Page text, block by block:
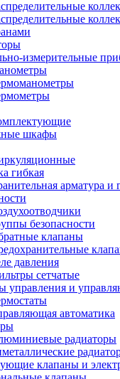
измерительные
шкафы
гибкая
арматура и
безопасности
клапаны
давления
сетчатые
управления и
автоматика
радиаторы
клапаны и